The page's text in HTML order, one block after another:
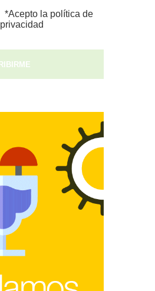
*Acepto la política de
privacidad